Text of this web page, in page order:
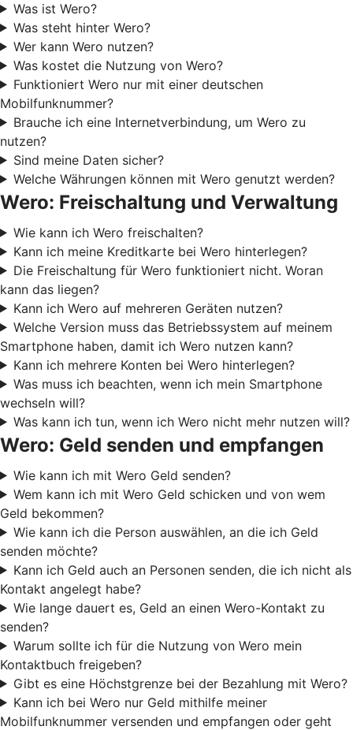
Was ist Wero?
Was steht hinter Wero?
Wer kann Wero nutzen?
Was kostet die Nutzung von Wero?
Funktioniert Wero nur mit einer deutschen
Mobilfunknummer?
Brauche ich eine Internetverbindung, um Wero zu
nutzen?
Sind meine Daten sicher?
Welche Währungen können mit Wero genutzt werden?
Wero: Freischaltung und Verwaltung
Wie kann ich Wero freischalten?
Kann ich meine Kreditkarte bei Wero hinterlegen?
Die Freischaltung für Wero funktioniert nicht. Woran
kann das liegen?
Kann ich Wero auf mehreren Geräten nutzen?
Welche Version muss das Betriebssystem auf meinem
Smartphone haben, damit ich Wero nutzen kann?
Kann ich mehrere Konten bei Wero hinterlegen?
Was muss ich beachten, wenn ich mein Smartphone
wechseln will?
Was kann ich tun, wenn ich Wero nicht mehr nutzen will?
Wero: Geld senden und empfangen
Wie kann ich mit Wero Geld senden?
Wem kann ich mit Wero Geld schicken und von wem
Geld bekommen?
Wie kann ich die Person auswählen, an die ich Geld
senden möchte?
Kann ich Geld auch an Personen senden, die ich nicht als
Kontakt angelegt habe?
Wie lange dauert es, Geld an einen Wero-Kontakt zu
senden?
Warum sollte ich für die Nutzung von Wero mein
Kontaktbuch freigeben?
Gibt es eine Höchstgrenze bei der Bezahlung mit Wero?
Kann ich bei Wero nur Geld mithilfe meiner
Mobilfunknummer versenden und empfangen oder geht